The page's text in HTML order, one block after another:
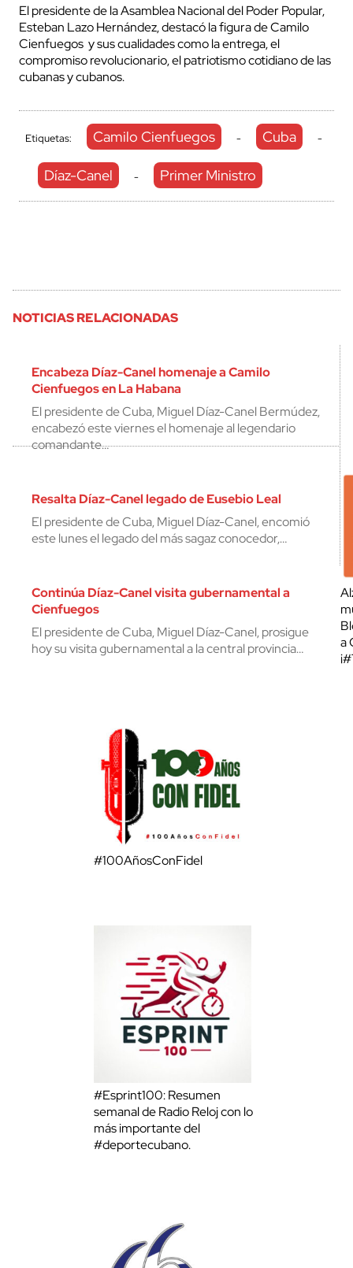
El presidente de la Asamblea Nacional del Poder Popular,
Esteban Lazo Hernández, destacó la figura de Camilo
Cienfuegos y sus cualidades como la entrega, el
compromiso revolucionario, el patriotismo cotidiano de las
cubanas y cubanos.
Etiquetas: Camilo Cienfuegos - Cuba -
Díaz-Canel - Primer Ministro
NOTICIAS RELACIONADAS
Encabeza Díaz-Canel homenaje a Camilo
Cienfuegos en La Habana
El presidente de Cuba, Miguel Díaz-Canel Bermúdez,
encabezó este viernes el homenaje al legendario
comandante…
Resalta Díaz-Canel legado de Eusebio Leal
El presidente de Cuba, Miguel Díaz-Canel, encomió
este lunes el legado del más sagaz conocedor,…
Continúa Díaz-Canel visita gubernamental a
Cienfuegos
El presidente de Cuba, Miguel Díaz-Canel, prosigue
hoy su visita gubernamental a la central provincia…
a
#100AñosConFidel
#Esprint100: Resumen
semanal de Radio Reloj con lo
más importante del
#deportecubano.